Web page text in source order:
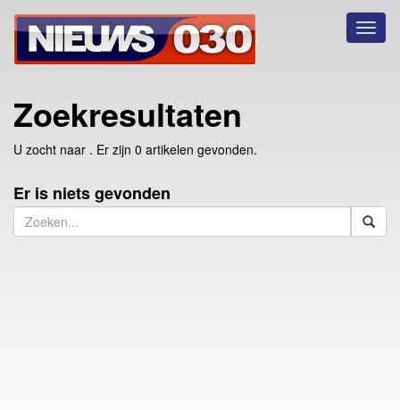
Zoekresultaten
U zocht naar . Er zijn 0 artikelen gevonden.
Er is niets gevonden